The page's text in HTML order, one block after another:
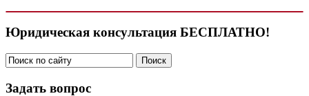
Юридическая консультация БЕСПЛАТНО!
Задать вопрос